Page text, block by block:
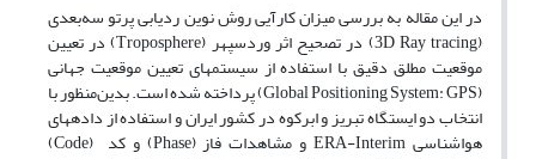
در این مقاله به بررسی میزان کارآیی روش نوین ردیابی پرتو سه‌بعدی
(3D Ray tracing) در تصحیح اثر وردسپهر (Troposphere) در تعیین
موقعیت مطلق دقیق با استفاده از سیستم­های تعیین موقعیت جهانی
(Global Positioning System: GPS) پرداخته شده است. بدین‌منظور با
انتخاب دو ایستگاه تبریز و ابرکوه در کشور ایران و استفاده از داده­های
هواشناسی ERA-Interim و مشاهدات فاز (Phase) و کد (Code)